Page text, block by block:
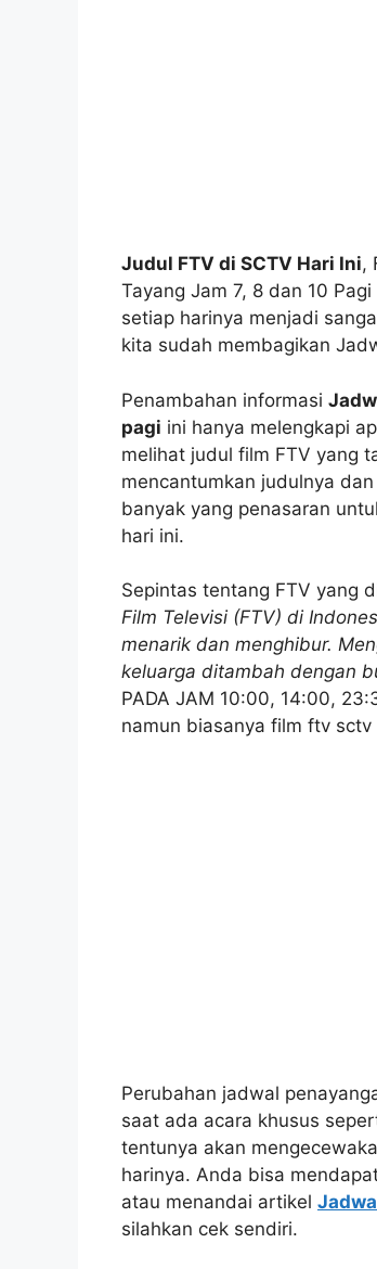
Judul FTV di SCTV Hari Ini,
Tayang Jam 7, 8 dan 10
setiap harinya menjadi
kita sudah membagikan
Penambahan informasi
pagi ini hanya melengkapi
melihat judul film FTV yang
mencantumkan judulnya
banyak yang penasaran
hari ini.
Sepintas tentang FTV yang
Film Televisi (FTV) di
menarik dan menghibur.
keluarga ditambah dengan
PADA JAM 10:00, 14:00,
namun biasanya film ftv
Perubahan jadwal
saat ada acara khusus
tentunya akan
harinya. Anda bisa
atau menandai artikel
silahkan cek sendiri.